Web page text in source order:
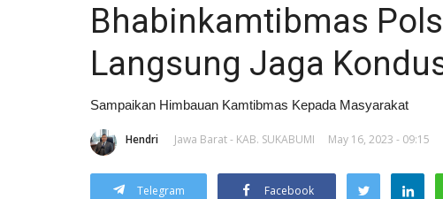
Bhabinkamtibmas
Langsung Jaga
Sampaikan Himbauan Kamtibmas Kepada Masyarakat
Hendri Jawa Barat - KAB. SUKABUMI May 16, 2023 - 09:15
Telegram Facebook